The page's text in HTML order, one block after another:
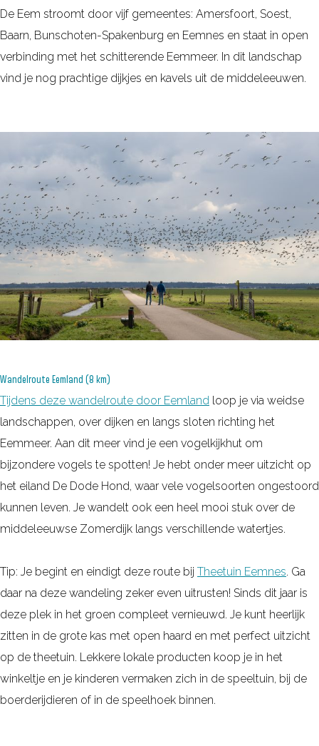
De Eem stroomt door vijf gemeentes: Amersfoort, Soest,
Baarn, Bunschoten-Spakenburg en Eemnes en staat in open
verbinding met het schitterende Eemmeer. In dit landschap
vind je nog prachtige dijkjes en kavels uit de middeleeuwen.
Wandelroute Eemland (8 km)
Tijdens deze wandelroute door Eemland loop je via weidse
landschappen, over dijken en langs sloten richting het
Eemmeer. Aan dit meer vind je een vogelkijkhut om
bijzondere vogels te spotten! Je hebt onder meer uitzicht op
het eiland De Dode Hond, waar vele vogelsoorten ongestoord
kunnen leven. Je wandelt ook een heel mooi stuk over de
middeleeuwse Zomerdijk langs verschillende watertjes.
Tip: Je begint en eindigt deze route bij Theetuin Eemnes. Ga
daar na deze wandeling zeker even uitrusten! Sinds dit jaar is
deze plek in het groen compleet vernieuwd. Je kunt heerlijk
zitten in de grote kas met open haard en met perfect uitzicht
op de theetuin. Lekkere lokale producten koop je in het
winkeltje en je kinderen vermaken zich in de speeltuin, bij de
boerderijdieren of in de speelhoek binnen.